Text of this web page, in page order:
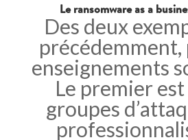
Le ransomware as a
Des deux
précédemment,
enseignements
Le premier
groupes